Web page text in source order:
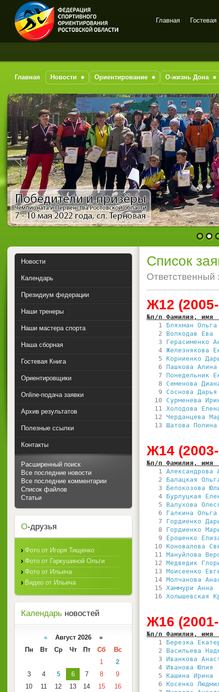
Спортивное
на-Дону
Главная Гостевая
Главная Новости Ориентирование О-жизнь Дона
1 2
Список
Ответственный
Ж12
№п/п Фамилия,
   1
   2
   3
   4
   5
   6
   7
   8
   9
  10
  11
  12
  13
Ж14
№п/п Фамилия,
   1
   2
   3
   4
   5
   6
   7
   8
   9
  10
  11
  12
  13
  14
  15
  16
Ж16
№п/п Фамилия,
   1
Березка
   2
   3
   4
   5
   6
Новости
Календарь
Президиум федерации
Наши тренеры
Наши мастера спорта
Наша сборная
Гостевая Книга
Ориентировщики
Online-подача заявки
Архив результатов
Полезные ссылки
Контакты
Расширенный поиск
Все последние новости
Все последние комментарии
Список файлов
Статьи
О-друзья
Фото от Игоря Тищенко
Фото от Гаркушиной Ольги
Фото от Ильича
Видео от Ильича
Календарь новостей
« Август 2026 »
Пн
Вт Ср Чт Пт Сб
Вс
1
2
3
4 5 6 7 8
9
10
11 12 13 14 15
16